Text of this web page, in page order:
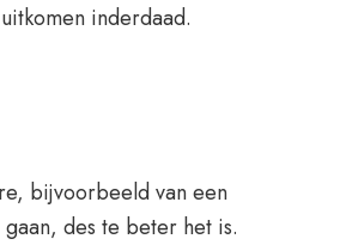
inderdaad.
bijvoorbeeld van een
des te beter het is.